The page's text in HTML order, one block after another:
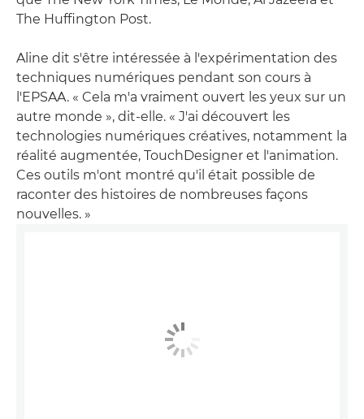
The Huffington Post.
Aline dit s'être intéressée à l'expérimentation des
techniques numériques pendant son cours à
l'EPSAA. « Cela m'a vraiment ouvert les yeux sur un
autre monde », dit-elle. « J'ai découvert les
technologies numériques créatives, notamment la
réalité augmentée, TouchDesigner et l'animation.
Ces outils m'ont montré qu'il était possible de
raconter des histoires de nombreuses façons
nouvelles. »